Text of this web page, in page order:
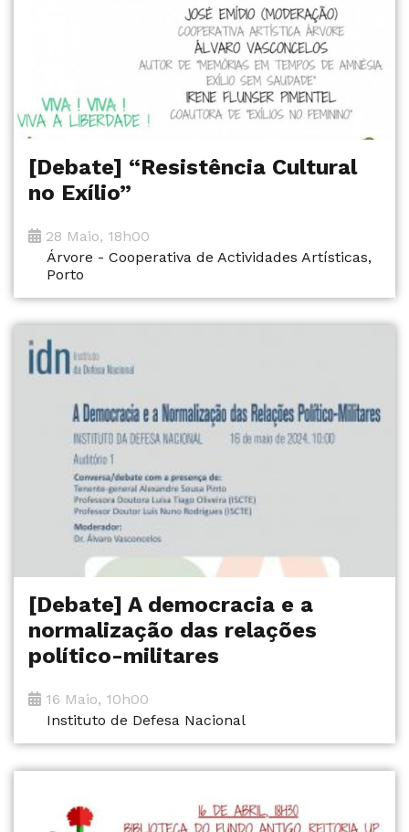
[Debate] “Resistência Cultural
no Exílio”
28 Maio, 18h00
Árvore - Cooperativa de Actividades Artísticas,
Porto
[Debate] A democracia e a
normalização das relações
político-militares
16 Maio, 10h00
Instituto de Defesa Nacional